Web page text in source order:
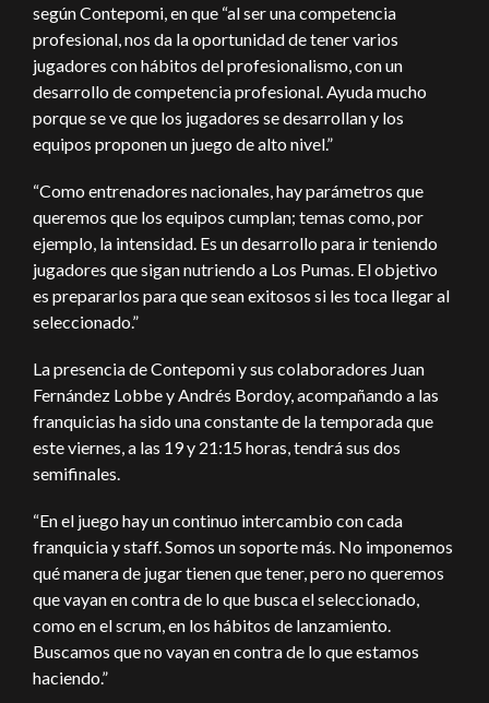
según Contepomi, en que “al ser una competencia
profesional, nos da la oportunidad de tener varios
jugadores con hábitos del profesionalismo, con un
desarrollo de competencia profesional. Ayuda mucho
porque se ve que los jugadores se desarrollan y los
equipos proponen un juego de alto nivel.”
“Como entrenadores nacionales, hay parámetros que
queremos que los equipos cumplan; temas como, por
ejemplo, la intensidad. Es un desarrollo para ir teniendo
jugadores que sigan nutriendo a Los Pumas. El objetivo
es prepararlos para que sean exitosos si les toca llegar al
seleccionado.”
La presencia de Contepomi y sus colaboradores Juan
Fernández Lobbe y Andrés Bordoy, acompañando a las
franquicias ha sido una constante de la temporada que
este viernes, a las 19 y 21:15 horas, tendrá sus dos
semifinales.
“En el juego hay un continuo intercambio con cada
franquicia y staff. Somos un soporte más. No imponemos
qué manera de jugar tienen que tener, pero no queremos
que vayan en contra de lo que busca el seleccionado,
como en el scrum, en los hábitos de lanzamiento.
Buscamos que no vayan en contra de lo que estamos
haciendo.”